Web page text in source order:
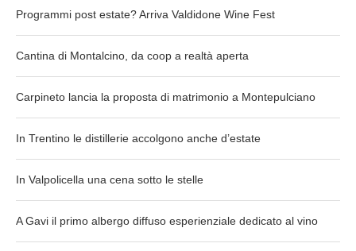
Programmi post estate? Arriva Valdidone Wine Fest
Cantina di Montalcino, da coop a realtà aperta
Carpineto lancia la proposta di matrimonio a Montepulciano
In Trentino le distillerie accolgono anche d’estate
In Valpolicella una cena sotto le stelle
A Gavi il primo albergo diffuso esperienziale dedicato al vino